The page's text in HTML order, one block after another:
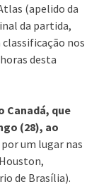
(apelido da
da partida,
nos
desta
Canadá, que
(28), ao
um lugar nas
de Brasília).